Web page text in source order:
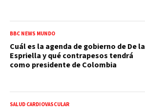
BBC NEWS MUNDO
Cuál es la agenda de gobierno de De la
Espriella y qué contrapesos tendrá
como presidente de Colombia
SALUD CARDIOVASCULAR